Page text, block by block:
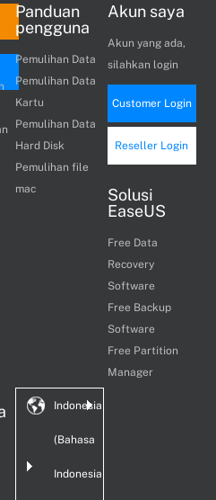
Panduan
pengguna
Pemulihan Data
Pemulihan Data
Kartu
Pemulihan Data
Hard Disk
Pemulihan file
mac
Akun saya
Akun yang ada,
silahkan login
Customer Login
Reseller Login
Solusi
EaseUS
Free Data
Recovery
Software
Free Backup
Software
Free Partition
Manager
Indonesia
(Bahasa
Indonesia